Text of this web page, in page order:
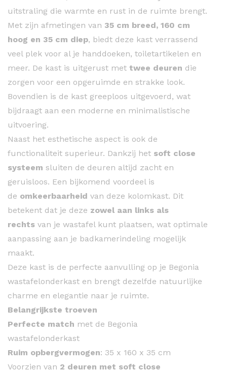
uitstraling die warmte en rust in de ruimte brengt.
Met zijn afmetingen van 35 cm breed, 160 cm
hoog en 35 cm diep, biedt deze kast verrassend
veel plek voor al je handdoeken, toiletartikelen en
meer. De kast is uitgerust met twee deuren die
zorgen voor een opgeruimde en strakke look.
Bovendien is de kast greeploos uitgevoerd, wat
bijdraagt aan een moderne en minimalistische
uitvoering.
Naast het esthetische aspect is ook de
functionaliteit superieur. Dankzij het soft close
systeem sluiten de deuren altijd zacht en
geruisloos. Een bijkomend voordeel is
de omkeerbaarheid van deze kolomkast. Dit
betekent dat je deze zowel aan links als
rechts van je wastafel kunt plaatsen, wat optimale
aanpassing aan je badkamerindeling mogelijk
maakt.
Deze kast is de perfecte aanvulling op je Begonia
wastafelonderkast en brengt dezelfde natuurlijke
charme en elegantie naar je ruimte.
Belangrijkste troeven
Perfecte match met de Begonia
wastafelonderkast
Ruim opbergvermogen: 35 x 160 x 35 cm
Voorzien van 2 deuren met soft close